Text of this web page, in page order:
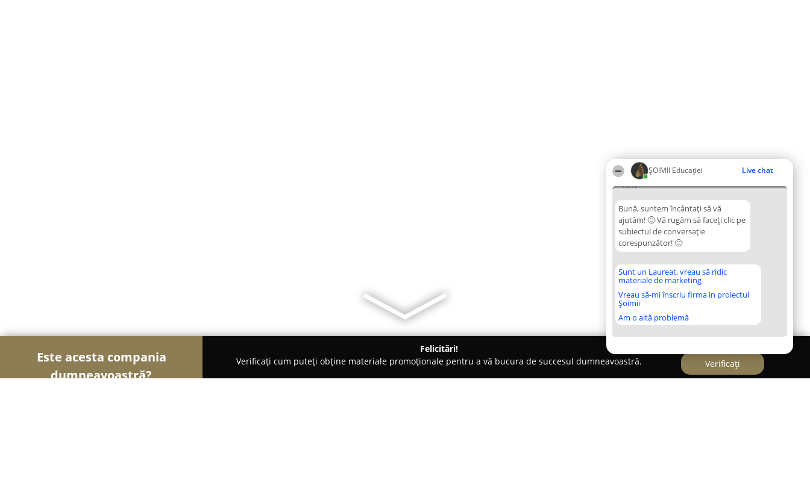
ȘOIMII Educației Live chat
19:15
Bună, suntem încântați să vă
ajutăm! 🙂 Vă rugăm să faceți clic pe
subiectul de conversație
corespunzător! 🙂
Sunt un Laureat, vreau să ridic
materiale de marketing
Vreau să-mi înscriu firma in proiectul
Șoimii
Am o altă problemă
Este acesta compania
dumneavoastră?
Felicitări!
Verificați cum puteți obține materiale promoționale pentru a vă bucura de succesul dumneavoastră.
Verificați